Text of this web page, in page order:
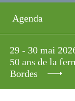
Agenda
29 - 30 mai
50 ans de la
Bordes